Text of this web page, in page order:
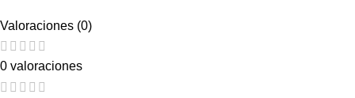
Valoraciones (0)
0 valoraciones